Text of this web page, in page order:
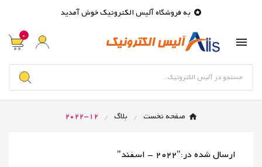
 به فروشگاه آلیس الکترونیک خوش آمدید

0
صفحه نخست بلاگ 12-2022
ارسال شده در:"2022 - اسفند"